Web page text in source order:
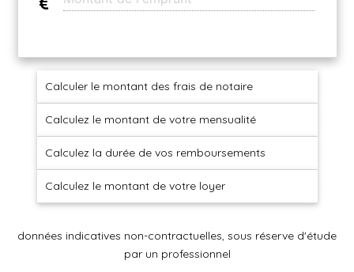
Calculer le montant des frais de notaire
Calculez le montant de votre mensualité
Calculez la durée de vos remboursements
Calculez le montant de votre loyer
données indicatives non-contractuelles, sous réserve d'étude
par un professionnel